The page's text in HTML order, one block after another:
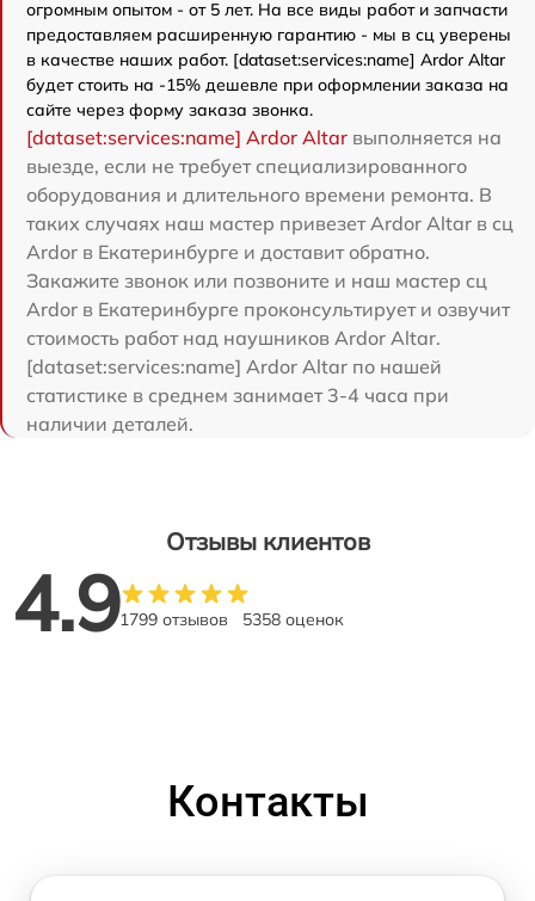
огромным опытом - от 5 лет. На все виды работ и запчасти
предоставляем расширенную гарантию - мы в сц уверены
в качестве наших работ. [dataset:services:name] Ardor Аltar
будет стоить на -15% дешевле при оформлении заказа на
сайте через форму заказа звонка.
[dataset:services:name] Ardor Аltar выполняется на
выезде, если не требует специализированного
оборудования и длительного времени ремонта. В
таких случаях наш мастер привезет Ardor Аltar в сц
Ardor в Екатеринбурге и доставит обратно.
Закажите звонок или позвоните и наш мастер сц
Ardor в Екатеринбурге проконсультирует и озвучит
стоимость работ над наушников Ardor Аltar.
[dataset:services:name] Ardor Аltar по нашей
статистике в среднем занимает 3-4 часа при
наличии деталей.
Отзывы клиентов
4.91799 отзывов 5358 оценок
Контакты